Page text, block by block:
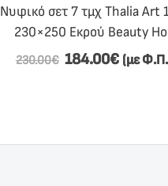
Νυφικό σετ 7 τμχ Thalia Art
230×250 Εκρού Beauty
230.00€ 184.00€ (με